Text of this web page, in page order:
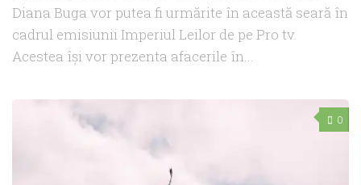
Diana Buga vor putea fi urmărite în această seară în
cadrul emisiunii Imperiul Leilor de pe Pro tv.
Acestea își vor prezenta afacerile în...
0